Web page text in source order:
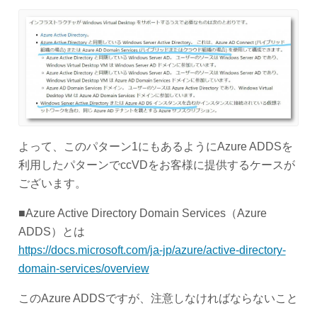
よって、このパターン1にもあるようにAzure ADDSを
利用したパターンでccVDをお客様に提供するケースが
ございます。
■Azure Active Directory Domain Services（Azure
ADDS）とは
https://docs.microsoft.com/ja-jp/azure/active-directory-
domain-services/overview
このAzure ADDSですが、注意しなければならないこと